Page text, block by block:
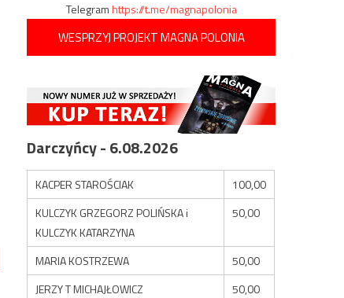
Telegramhttps://t.me/magnapolonia
WESPRZYJ PROJEKT MAGNA POLONIA
Darczyńcy - 6.08.2026
KACPER STAROŚCIAK
100,00
KULCZYK GRZEGORZ POLIŃSKA i
KULCZYK KATARZYNA
50,00
MARIA KOSTRZEWA
50,00
JERZY T MICHAJŁOWICZ
50,00